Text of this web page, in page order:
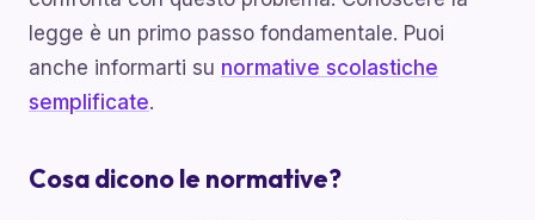
legge è un primo passo fondamentale. Puoi
anche informarti su normative scolastiche
semplificate.
Cosa dicono le normative?